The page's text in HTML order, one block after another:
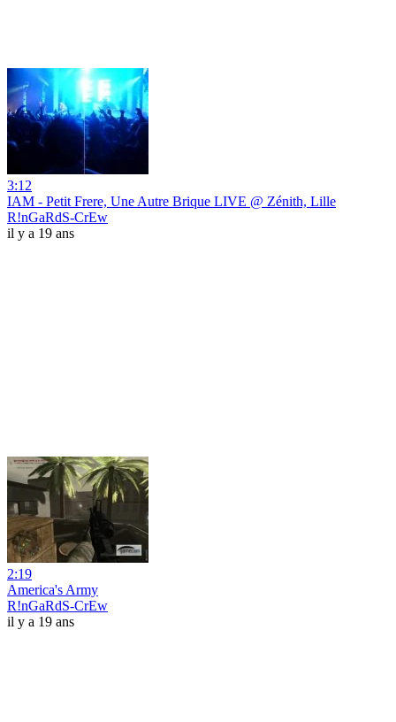
3:12
IAM - Petit Frere, Une Autre Brique LIVE @ Zénith, Lille
R!nGaRdS-CrEw
il y a 19 ans
2:19
America's Army
R!nGaRdS-CrEw
il y a 19 ans